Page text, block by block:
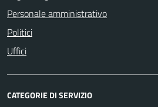
Personale amministrativo
Politici
Uffici
CATEGORIE DI SERVIZIO